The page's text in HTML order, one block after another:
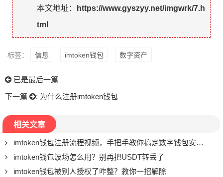
本文地址：
https://www.gyszyy.net/imgwrk/7.h
tml
标签： 信息 imtoken钱包 数字资产
已是最后一篇
下一篇
: 为什么注册imtoken钱包
相关文章
imtoken钱包注册流程视频，手把手教你搞定数字钱包安全存储
imtoken钱包波场怎么用？别再把USDT转丢了
imtoken钱包被别人授权了咋整？教你一招解除